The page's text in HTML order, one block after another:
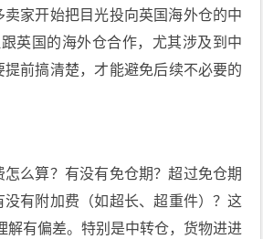
家开始把目光投向英国海外仓的中
英国的海外仓合作，尤其涉及到中
前搞清楚，才能避免后续不必要的
么算？有没有免仓期？超过免仓期
有附加费（如超长、超重件）？这
解有偏差。特别是中转仓，货物进进